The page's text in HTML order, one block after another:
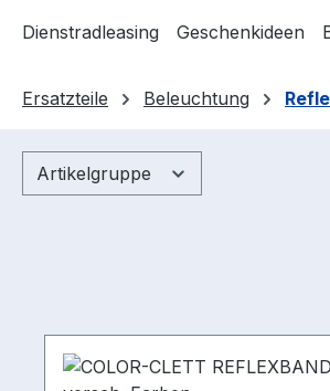
Dienstradleasing
Geschenkideen
Ersatzteile Beleuchtung
Artikelgruppe